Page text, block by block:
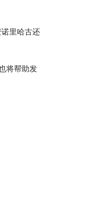
里哈古还
将帮助发